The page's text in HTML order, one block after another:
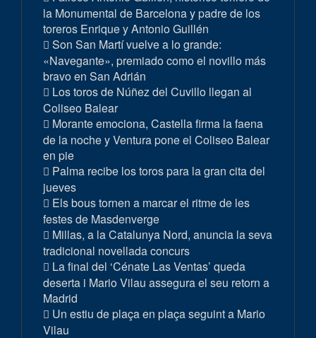
la Monumental de Barcelona y padre de los
toreros Enrique y Antonio Guillén
Son San Martí vuelve a lo grande:
«Navegante», premiado como el novillo más
bravo en San Adrián
Los toros de Núñez del Cuvillo llegan al
Coliseo Balear
Morante emociona, Castella firma la faena
de la noche y Ventura pone el Coliseo Balear
en pie
Palma recibe los toros para la gran cita del
jueves
Els bous tornen a marcar el ritme de les
festes de Masdenverge
Millas, a la Catalunya Nord, anuncia la seva
tradicional novellada concurs
La final del ‘Cénate Las Ventas’ queda
deserta i Mario Vilau assegura el seu retorn a
Madrid
Un estiu de plaça en plaça seguint a Mario
Vilau